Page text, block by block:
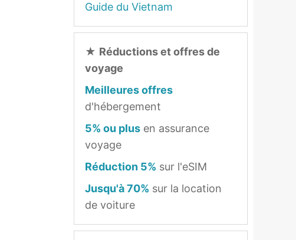
Guide du Vietnam
★ Réductions et offres de
voyage
Meilleures offres
d'hébergement
5% ou plus en assurance
voyage
Réduction 5% sur l'eSIM
Jusqu'à 70% sur la location
de voiture